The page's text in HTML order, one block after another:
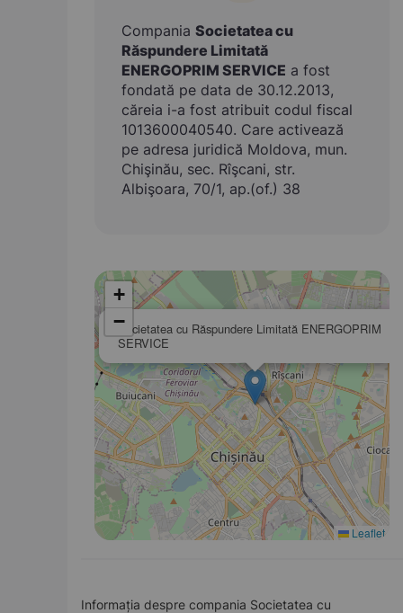
Compania Societatea cu
Răspundere Limitată
ENERGOPRIM SERVICE a fost
fondată pe data de 30.12.2013,
căreia i-a fost atribuit codul fiscal
1013600040540. Care activează
pe adresa juridică Moldova, mun.
Chişinău, sec. Rîşcani, str.
Albişoara, 70/1, ap.(of.) 38
Societatea cu Răspundere Limitată ENERGOPRIM
SERVICE
+
−
Leaflet
Informația despre compania Societatea cu